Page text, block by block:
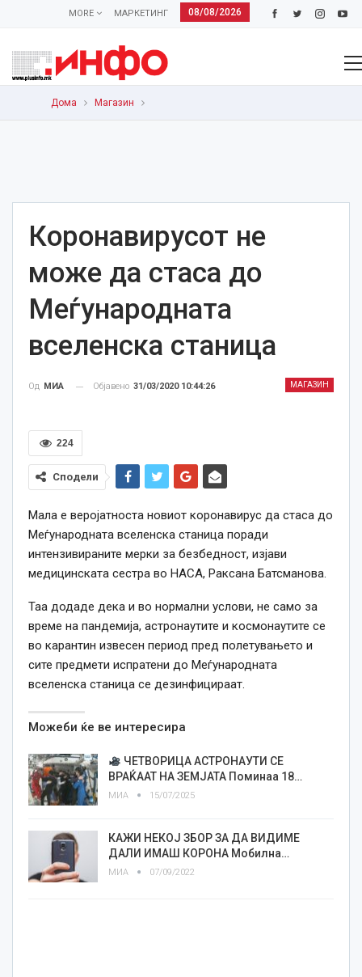
08/08/2026
МАРКЕТИНГ
MORE
Дома Магазин
Коронавирусот не
може да стаса до
Меѓународната
вселенска станица
МАГАЗИН
Од МИА Објавено 31/03/2020 10:44:26
224
Сподели
Мала е веројатноста новиот коронавирус да стаса до
Меѓународната вселенска станица поради
интензивираните мерки за безбедност, изјави
медицинската сестра во НАСА, Раксана Батсманова.
Таа додаде дека и во нормални услови, не само за
време на пандемија, астронаутите и космонаутите се
во карантин извесен период пред полетувањето и
сите предмети испратени до Меѓународната
вселенска станица се дезинфицираат.
Можеби ќе ве интересира
ЧЕТВОРИЦА АСТРОНАУТИ СЕ
ВРАЌААТ НА ЗЕМЈАТА Поминаа 18…
МИА 15/07/2025
КАЖИ НЕКОЈ ЗБОР ЗА ДА ВИДИМЕ
ДАЛИ ИМАШ КОРОНА Мобилна…
МИА 07/09/2022